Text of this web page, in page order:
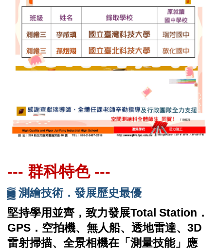
--- 群科特色 ---
▓ 測繪技術．發展歷史最優
堅持學用並齊，致力發展Total Station ．
GPS ．空拍機、無人船、透地雷達、 3D
雷射掃描、全景相機在「測量技能」應